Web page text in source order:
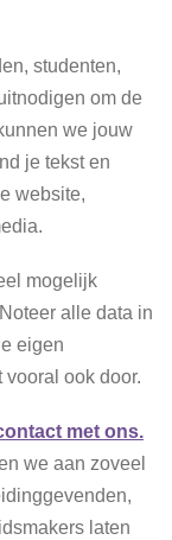
studenten,
om de
we jouw
je tekst en
website,
mogelijk
alle data in
eigen
ook door.
met ons.
we aan zoveel
laten